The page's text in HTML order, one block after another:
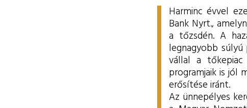
Harminc évvel
Bank Nyrt.,
a tőzsdén. A
legnagyobb
vállal a tőkepiac
programjaik is jól
erősítése iránt.
Az ünnepélyes